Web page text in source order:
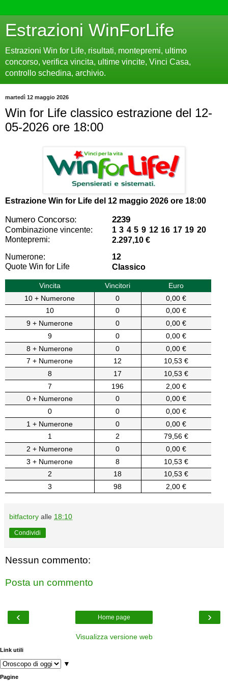
Estrazioni WinForLife
Estrazioni Win for Life, risultati, montepremi, ultimo
concorso, verifica vincita, ultime vincite, Vinci Casa,
controllo schedina, archivio.
martedì 12 maggio 2026
Win for Life classico estrazione del 12-
05-2026 ore 18:00
Estrazione Win for Life del 12 maggio 2026 ore 18:00
Numero Concorso: 2239
Combinazione vincente:
1 3 4 5 9 12 16 17 19 20
Montepremi:
2.297,10 €
Numerone:
12
Quote Win for Life
Classico
Vincita Vincitori
Euro
10 + Numerone
0
0,00 €
10
0
0,00 €
9 + Numerone
0
0,00 €
9
0
0,00 €
8 + Numerone
0
0,00 €
7 + Numerone
12
10,53 €
8
17
10,53 €
7
196
2,00 €
0 + Numerone
0
0,00 €
0
0
0,00 €
1 + Numerone
0
0,00 €
1
2
79,56 €
2 + Numerone
0
0,00 €
3 + Numerone
8
10,53 €
2
18
10,53 €
3
98 2,00 €
bitfactory alle 18:10
Condividi
Nessun commento:
Posta un commento
‹ ›
Home page
Visualizza versione web
Link utili
▼
Pagine